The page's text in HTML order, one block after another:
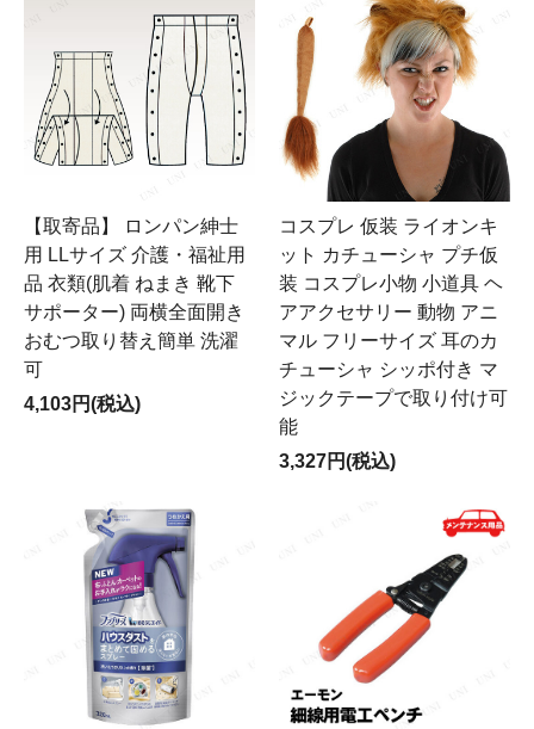
【取寄品】 ロンパン紳士
用 LLサイズ 介護・福祉用
品 衣類(肌着 ねまき 靴下
サポーター) 両横全面開き
おむつ取り替え簡単 洗濯
可
4,103円(税込)
コスプレ 仮装 ライオンキ
ット カチューシャ プチ仮
装 コスプレ小物 小道具 ヘ
アアクセサリー 動物 アニ
マル フリーサイズ 耳のカ
チューシャ シッポ付き マ
ジックテープで取り付け可
能
3,327円(税込)